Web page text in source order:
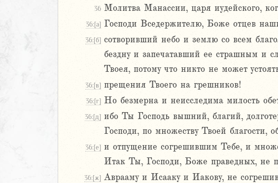
36 Молитва Манассии, царя иудейского,
36:[а] Господи Вседержителю, Боже отцев
36:[б] сотворивший небо и землю со всем
бездну и запечатавший ее страшным и
Твоея, потому что никто не может
36:[в] прещения Твоего на грешников!
36:[г] Но безмерна и неисследима милость
36:[д] ибо Ты Господь вышний, благий,
Господи, по множеству Твоей благости,
36:[е] и отпущение согрешившим Тебе, и
Итак Ты, Господи, Боже праведных, не
36:[ж] Аврааму и Исааку и Иакову, не